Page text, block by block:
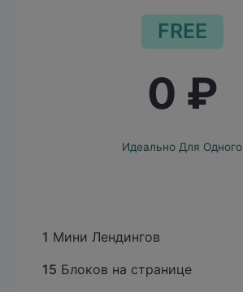
FREE
0 ₽
Идеально Для Одного
1 Мини Лендингов
15 Блоков на странице